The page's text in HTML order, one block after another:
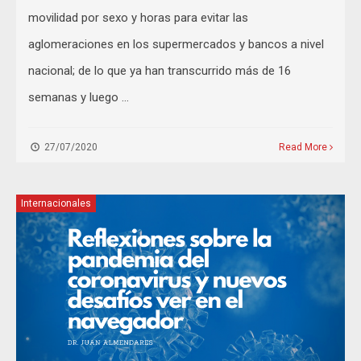
movilidad por sexo y horas para evitar las
aglomeraciones en los supermercados y bancos a nivel
nacional; de lo que ya han transcurrido más de 16
semanas y luego …
27/07/2020 Read More
Internacionales